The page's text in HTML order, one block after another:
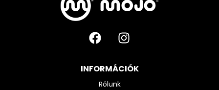
INFORMÁCIÓK
Rólunk